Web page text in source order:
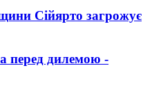
Сійярто загрожує
перед дилемою -